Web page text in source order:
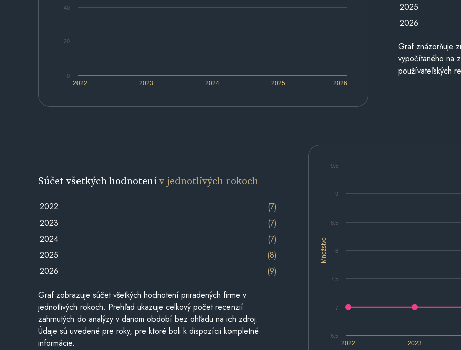
2022 2023 2024 2025 2026
0
20
40
2025
2026
Graf znázorňuje
vypočítaného na
používateľských
Množstvo
2022 2023
6.5
7
7.5
8
8.5
9
9.5
Súčet všetkých hodnotenív jednotlivých rokoch
2022
(7)
2023
(7)
2024
(7)
2025
(8)
2026
(9)
Graf zobrazuje súčet všetkých hodnotení priradených firme v
jednotlivých rokoch. Prehľad ukazuje celkový počet recenzií
zahrnutých do analýzy v danom období bez ohľadu na ich zdroj.
Údaje sú uvedené pre roky, pre ktoré boli k dispozícii kompletné
informácie.